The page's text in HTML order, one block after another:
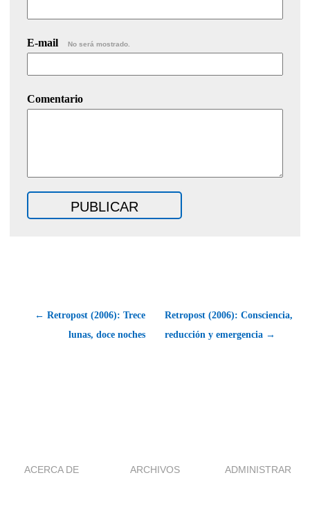
E-mail No será mostrado.
Comentario
← Retropost (2006): Trece
lunas, doce noches
Retropost (2006): Consciencia,
reducción y emergencia →
ACERCA DE ARCHIVOS ADMINISTRAR